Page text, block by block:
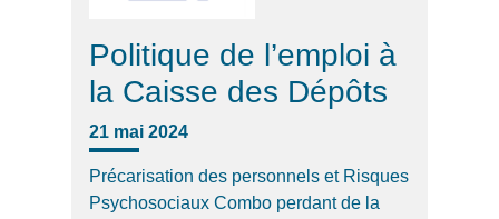
Politique de l’emploi à
la Caisse des Dépôts
21 mai 2024
Précarisation des personnels et Risques
Psychosociaux Combo perdant de la